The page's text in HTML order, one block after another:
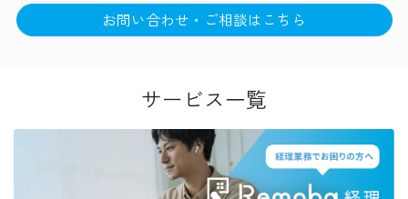
お問い合わせ・ご相談はこちら
サービス一覧